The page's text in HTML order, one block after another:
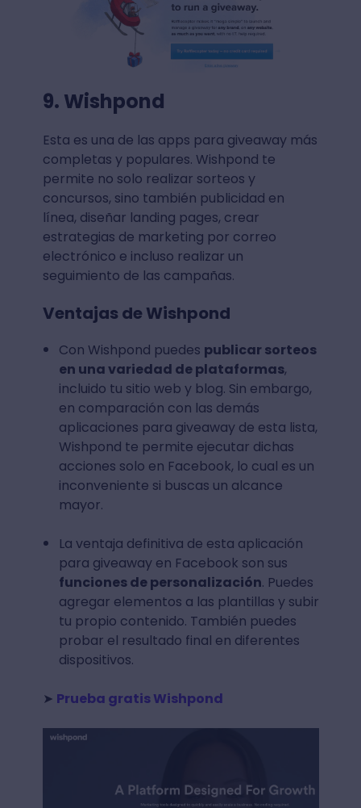
9. Wishpond
Esta es una de las apps para giveaway más
completas y populares. Wishpond te
permite no solo realizar sorteos y
concursos, sino también publicidad en
línea, diseñar landing pages, crear
estrategias de marketing por correo
electrónico e incluso realizar un
seguimiento de las campañas.
Ventajas de Wishpond
Con Wishpond puedes publicar sorteos
en una variedad de plataformas,
incluido tu sitio web y blog. Sin embargo,
en comparación con las demás
aplicaciones para giveaway de esta lista,
Wishpond te permite ejecutar dichas
acciones solo en Facebook, lo cual es un
inconveniente si buscas un alcance
mayor.
La ventaja definitiva de esta aplicación
para giveaway en Facebook son sus
funciones de personalización. Puedes
agregar elementos a las plantillas y subir
tu propio contenido. También puedes
probar el resultado final en diferentes
dispositivos.
➤ Prueba gratis Wishpond